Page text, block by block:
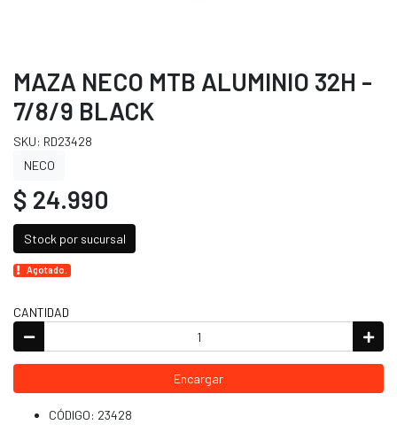
MAZA NECO MTB ALUMINIO 32H -
7/8/9 BLACK
SKU: RD23428
NECO
$ 24.990
Stock por sucursal
Agotado.
CANTIDAD
Encargar
CÓDIGO: 23428